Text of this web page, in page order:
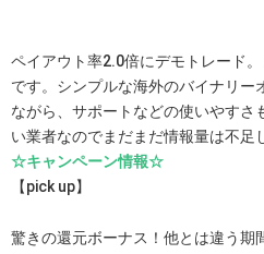
ペイアウト率2.0倍にデモトレード
です。シンプルな海外のバイナリー
ながら、サポートなどの使いやすさ
い業者なのでまだまだ情報量は不足
☆キャンペーン情報☆
【pick up】
驚きの還元ボーナス！他とは違う期